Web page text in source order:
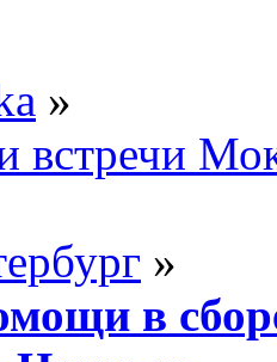
»
встречи
»
в